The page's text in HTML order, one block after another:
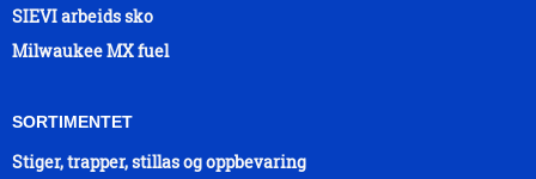
SIEVI arbeids sko
Milwaukee MX fuel
SORTIMENTET
Stiger, trapper, stillas og oppbevaring